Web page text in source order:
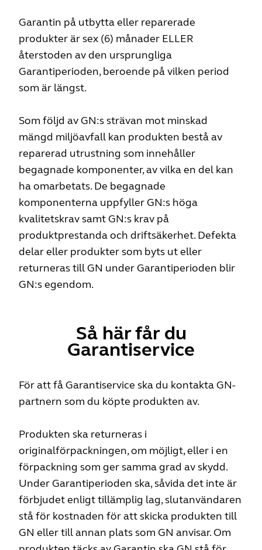
Garantin på utbytta eller reparerade
produkter är sex (6) månader ELLER
återstoden av den ursprungliga
Garantiperioden, beroende på vilken period
som är längst.
Som följd av GN:s strävan mot minskad
mängd miljöavfall kan produkten bestå av
reparerad utrustning som innehåller
begagnade komponenter, av vilka en del kan
ha omarbetats. De begagnade
komponenterna uppfyller GN:s höga
kvalitetskrav samt GN:s krav på
produktprestanda och driftsäkerhet. Defekta
delar eller produkter som byts ut eller
returneras till GN under Garantiperioden blir
GN:s egendom.
Så här får du
Garantiservice
För att få Garantiservice ska du kontakta GN-
partnern som du köpte produkten av.
Produkten ska returneras i
originalförpackningen, om möjligt, eller i en
förpackning som ger samma grad av skydd.
Under Garantiperioden ska, såvida det inte är
förbjudet enligt tillämplig lag, slutanvändaren
stå för kostnaden för att skicka produkten till
GN eller till annan plats som GN anvisar. Om